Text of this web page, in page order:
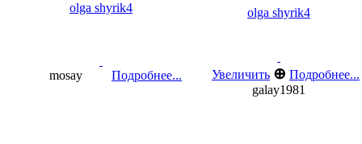
olga shyrik4 olga shyrik4
Подробнее...
mosay Увеличить ⊕ Подробнее...
galay1981